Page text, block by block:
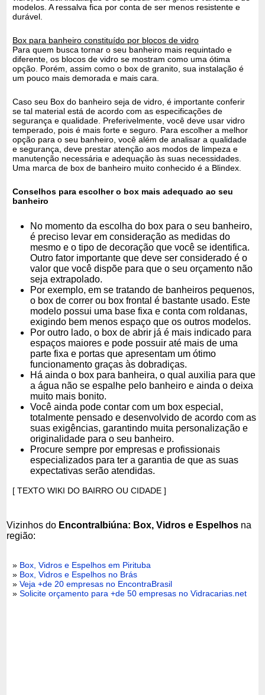
modelos. A ressalva fica por conta de ser menos resistente e
durável.
Box para banheiro constituído por blocos de vidro
Para quem busca tornar o seu banheiro mais requintado e
diferente, os blocos de vidro se mostram como uma ótima
opção. Porém, assim como o box de granito, sua instalação é
um pouco mais demorada e mais cara.
Caso seu Box do banheiro seja de vidro, é importante conferir
se tal material está de acordo com as especificações de
segurança e qualidade. Preferivelmente, você deve usar vidro
temperado, pois é mais forte e seguro. Para escolher a melhor
opção para o seu banheiro, você além de analisar a qualidade
e segurança, deve prestar atenção aos modos de limpeza e
manutenção necessária e adequação às suas necessidades.
Uma marca de box de banheiro muito conhecido é a Blindex.
Conselhos para escolher o box mais adequado ao seu
banheiro
No momento da escolha do box para o seu banheiro,
é preciso levar em consideração as medidas do
mesmo e o tipo de decoração que você se identifica.
Outro fator importante que deve ser considerado é o
valor que você dispõe para que o seu orçamento não
seja extrapolado.
Por exemplo, em se tratando de banheiros pequenos,
o box de correr ou box frontal é bastante usado. Este
modelo possui uma base fixa e conta com roldanas,
exigindo bem menos espaço que os outros modelos.
Por outro lado, o box de abrir já é mais indicado para
espaços maiores e pode possuir até mais de uma
parte fixa e portas que apresentam um ótimo
funcionamento graças às dobradiças.
Há ainda o box para banheira, o qual auxilia para que
a água não se espalhe pelo banheiro e ainda o deixa
muito mais bonito.
Você ainda pode contar com um box especial,
totalmente pensado e desenvolvido de acordo com as
suas exigências, garantindo muita personalização e
originalidade para o seu banheiro.
Procure sempre por empresas e profissionais
especializados para ter a garantia de que as suas
expectativas serão atendidas.
[ TEXTO WIKI DO BAIRRO OU CIDADE ]
Vizinhos do EncontraIbiúna: Box, Vidros e Espelhos na
região:
» Box, Vidros e Espelhos em Pirituba
» Box, Vidros e Espelhos no Brás
»Veja +de 20 empresas no EncontraBrasil
»Solicite orçamento para +de 50 empresas no Vidracarias.net